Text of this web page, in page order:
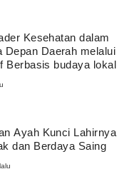
Kesehatan dalam
Depan Daerah melalui
Berbasis budaya lokal
Ayah Kunci Lahirnya
dan Berdaya Saing